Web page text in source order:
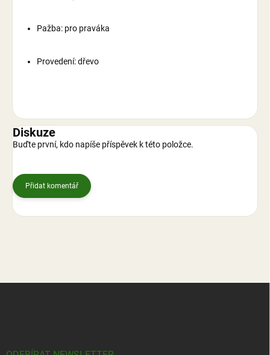
Pažba: pro praváka
Provedení: dřevo
Diskuze
Buďte první, kdo napíše příspěvek k této položce.
Přidat komentář